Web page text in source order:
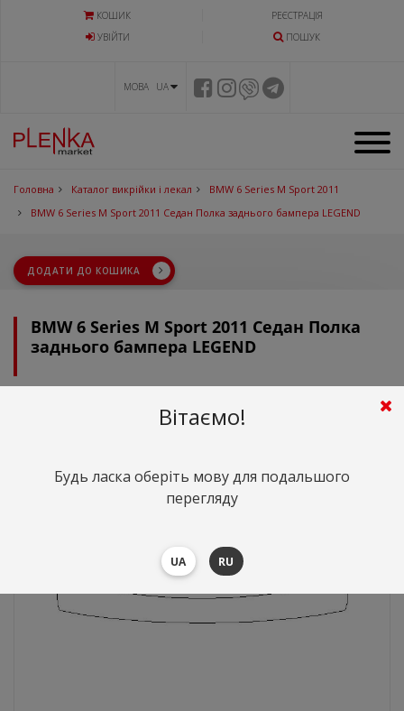
КОШИК
РЕЄСТРАЦІЯ
УВIЙТИ
ПОШУК
МОВА UA
Головна Каталог викрійки і лекал
BMW 6 Series M Sport 2011
BMW 6 Series M Sport 2011 Седан Полка заднього бампера LEGEND
ДОДАТИ ДО КОШИКА
BMW 6 Series M Sport 2011 Седан Полка
заднього бампера LEGEND
грн.
Вітаємо!
Будь ласка оберіть мову для подальшого
перегляду
UA RU